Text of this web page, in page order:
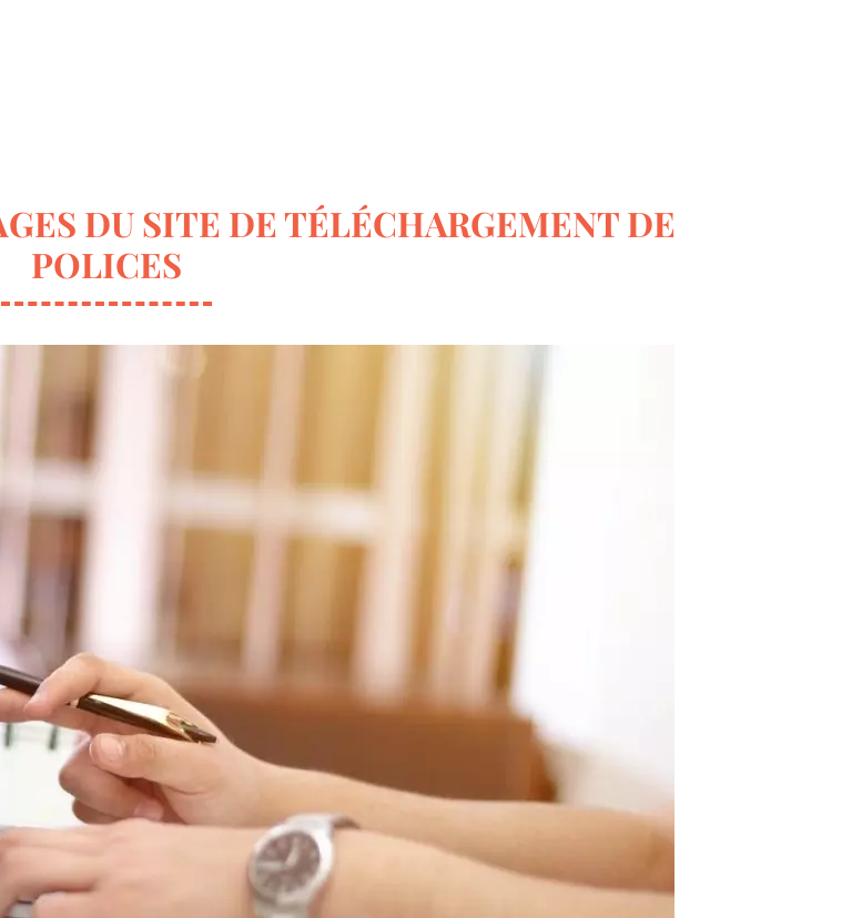
DU SITE DE TÉLÉCHARGEMENT DE
POLICES